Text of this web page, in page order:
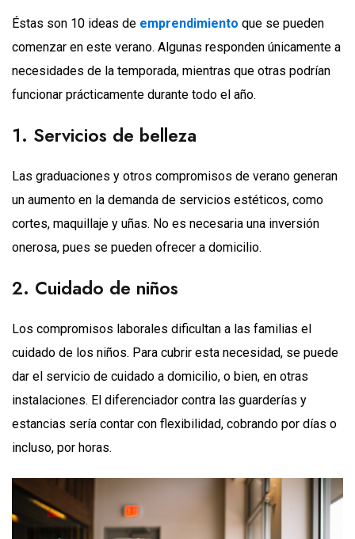
Éstas son 10 ideas de emprendimiento que se pueden
comenzar en este verano. Algunas responden únicamente a
necesidades de la temporada, mientras que otras podrían
funcionar prácticamente durante todo el año.
1. Servicios de belleza
Las graduaciones y otros compromisos de verano generan
un aumento en la demanda de servicios estéticos, como
cortes, maquillaje y uñas. No es necesaria una inversión
onerosa, pues se pueden ofrecer a domicilio.
2. Cuidado de niños
Los compromisos laborales dificultan a las familias el
cuidado de los niños. Para cubrir esta necesidad, se puede
dar el servicio de cuidado a domicilio, o bien, en otras
instalaciones. El diferenciador contra las guarderías y
estancias sería contar con flexibilidad, cobrando por días o
incluso, por horas.